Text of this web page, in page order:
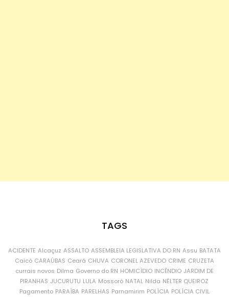
TAGS
ACIDENTE Alcaçuz ASSALTO ASSEMBLEIA LEGISLATIVA DO RN Assu BATATA
Caicó CARAÚBAS Ceará CHUVA CORONEL AZEVEDO CRIME CRUZETA
currais novos Dilma Governo do RN HOMICÍDIO INCÊNDIO JARDIM DE
PIRANHAS JUCURUTU LULA Mossoró NATAL Nilda NÉLTER QUEIROZ
Pagamento PARAÍBA PARELHAS Parnamirim POLÍCIA POLÍCIA CIVIL